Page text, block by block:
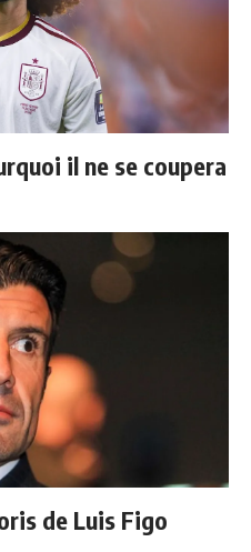
il ne se coupera
de Luis Figo